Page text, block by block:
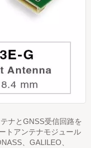
ナとGNSS受信回路を
トアンテナモジュール
、GALILEO、